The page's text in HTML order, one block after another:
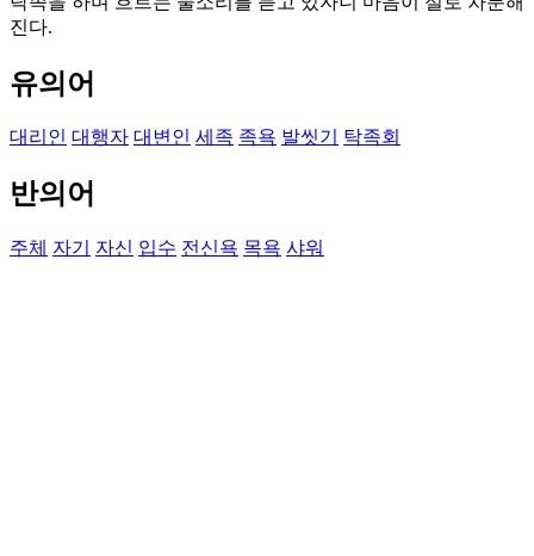
진다.
유의어
대리인 대행자 대변인 세족 족욕 발씻기 탁족회
반의어
주체 자기 자신 입수 전신욕 목욕 샤워